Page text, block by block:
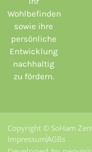
Wohlbefinden
sowie ihre
persönliche
Entwicklung
nachhaltig
zu fördern.
Copyright © SoHam
ImpressumAGBs